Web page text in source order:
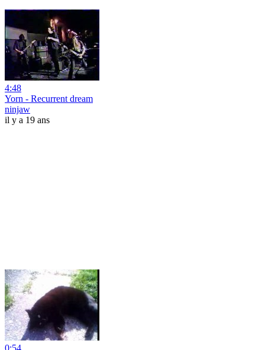
4:48
Yorn - Recurrent dream
ninjaw
il y a 19 ans